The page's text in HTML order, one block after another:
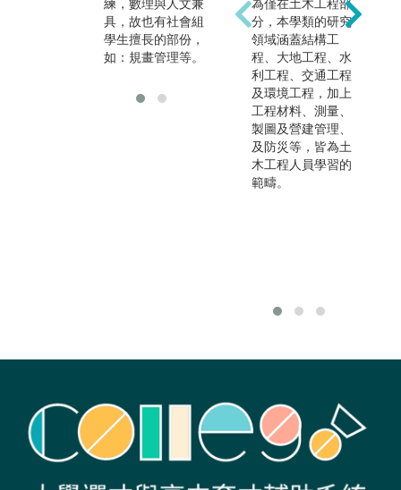
練，數理與人文兼
具，故也有社會組
學生擅長的部份，
如：規畫管理等。
階管理人才，環安
人員、高科技廠
務、綠能系統設計
都能做。
為僅在土木工程部
分，本學類的研究
領域涵蓋結構工
程、大地工程、水
利工程、交通工程
及環境工程，加上
工程材料、測量、
製圖及營建管理、
及防災等，皆為土
木工程人員學習的
範疇。